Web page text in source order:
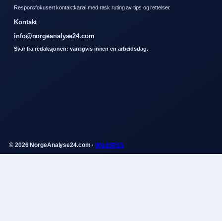
Responsfokusert kontaktkanal med rask ruting av tips og rettelser.
Kontakt
info@norgeanalyse24.com
Svar fra redaksjonen: vanligvis innen en arbeidsdag.
© 2026 NorgeAnalyse24.com ·WorldRSS